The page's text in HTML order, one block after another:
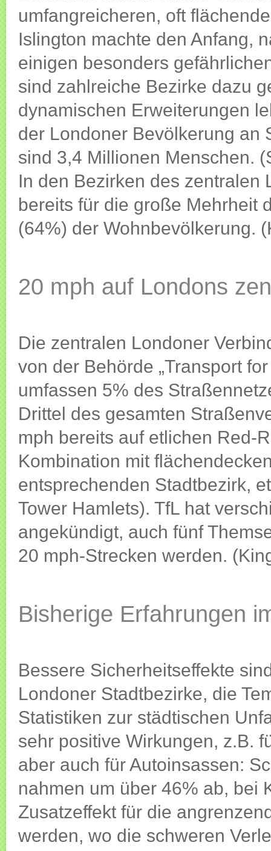
umfangreicheren, oft
Islington machte den Anfang,
einigen besonders
sind zahlreiche Bezirke dazu
dynamischen Erweiterungen
der Londoner Bevölkerung an
sind 3,4 Millionen Menschen.
In den Bezirken des zentralen
bereits für die große Mehrheit
(64%) der Wohnbevölkerung.
20 mph auf Londons
Die zentralen Londoner
von der Behörde „Transport
umfassen 5% des
Drittel des gesamten
mph bereits auf etlichen Red-
Kombination mit
entsprechenden Stadtbezirk,
Tower Hamlets). TfL hat
angekündigt, auch fünf
20 mph-Strecken werden.
Bisherige Erfahrungen
Bessere Sicherheitseffekte
Londoner Stadtbezirke, die
Statistiken zur städtischen
sehr positive Wirkungen, z.B.
aber auch für Autoinsassen:
nahmen um über 46% ab, bei
Zusatzeffekt für die
werden, wo die schweren